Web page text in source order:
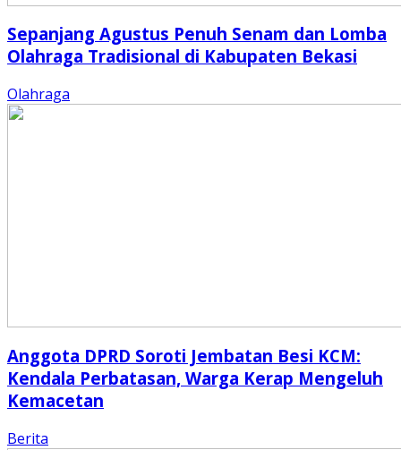
Sepanjang Agustus Penuh Senam dan Lomba
Olahraga Tradisional di Kabupaten Bekasi
Olahraga
Anggota DPRD Soroti Jembatan Besi KCM:
Kendala Perbatasan, Warga Kerap Mengeluh
Kemacetan
Berita